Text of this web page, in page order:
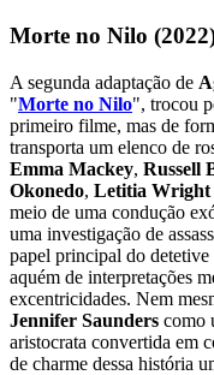
Morte no Nilo
A segunda adaptação de
"Morte no Nilo", trocou
primeiro filme, mas de
transporta um elenco de
Emma Mackey, Russell
Okonedo, Letitia Wright
meio de uma condução
uma investigação de
papel principal do detetive
aquém de interpretações
excentricidades. Nem
Jennifer Saunders como
aristocrata convertida em
de charme dessa história